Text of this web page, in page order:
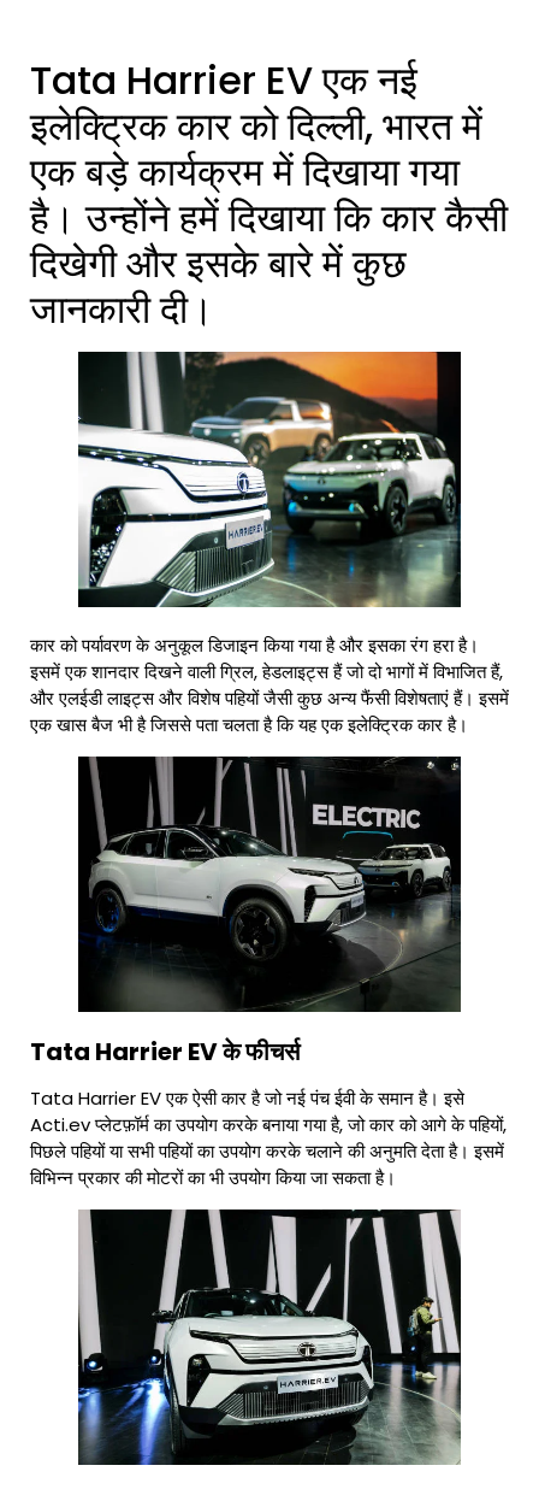
Tata Harrier EVएक नई
इलेक्ट्रिक कार को दिल्ली, भारत में
एक बड़े कार्यक्रम में दिखाया गया
है। उन्होंने हमें दिखाया कि कार कैसी
दिखेगी और इसके बारे में कुछ
जानकारी दी।
कार को पर्यावरण के अनुकूल डिजाइन किया गया है और इसका रंग हरा है।
इसमें एक शानदार दिखने वाली ग्रिल, हेडलाइट्स हैं जो दो भागों में विभाजित हैं,
और एलईडी लाइट्स और विशेष पहियों जैसी कुछ अन्य फैंसी विशेषताएं हैं। इसमें
एक खास बैज भी है जिससे पता चलता है कि यह एक इलेक्ट्रिक कार है।
Tata Harrier EV के फीचर्स
Tata Harrier EV एक ऐसी कार है जो नई पंच ईवी के समान है। इसे
Acti.ev प्लेटफ़ॉर्म का उपयोग करके बनाया गया है, जो कार को आगे के पहियों,
पिछले पहियों या सभी पहियों का उपयोग करके चलाने की अनुमति देता है। इसमें
विभिन्न प्रकार की मोटरों का भी उपयोग किया जा सकता है।